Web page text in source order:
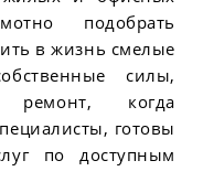
подобрать
в жизнь смелые
силы,
когда
готовы
по доступным